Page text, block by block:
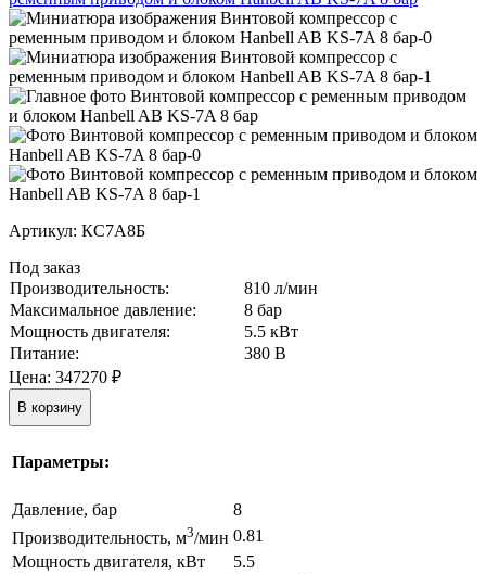
Артикул: КС7А8Б
Под заказ
Производительность:
810 л/мин
Максимальное давление:
8 бар
Мощность двигателя:
5.5 кВт
Питание:
380 В
Цена: 347270 ₽
В корзину
Параметры:
Давление, бар
8
Производительность, м3/мин 0.81
Мощность двигателя, кВт
5.5